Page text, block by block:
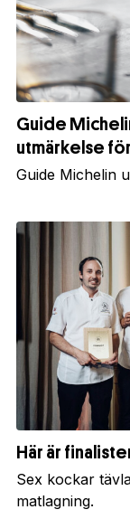
Guide
utmärkelse
Guide Michelin
Här är
Sex kockar
matlagning.